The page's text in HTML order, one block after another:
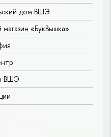
дом ВШЭ
«БукВышка»
ВШЭ